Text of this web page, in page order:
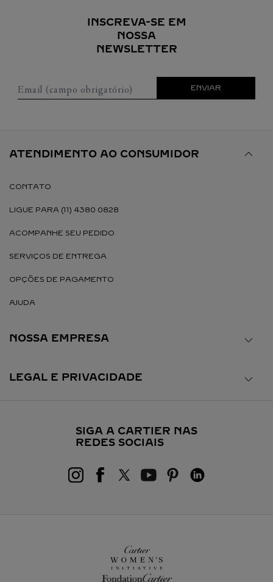
INSCREVA-SE EM
NOSSA
NEWSLETTER
Email (campo obrigatório) ENVIAR
ATENDIMENTO AO CONSUMIDOR
CONTATO
LIGUE PARA (11) 4380 0828
ACOMPANHE SEU PEDIDO
SERVIÇOS DE ENTREGA
OPÇÕES DE PAGAMENTO
AJUDA
NOSSA EMPRESA
LEGAL E PRIVACIDADE
SIGA A CARTIER NAS
REDES SOCIAIS